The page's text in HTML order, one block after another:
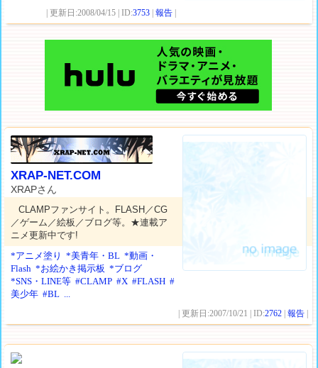
| 更新日:2008/04/15 | ID:3753 |報告
XRAP-NET.COM
XRAPさん
CLAMPファンサイト。FLASH／CG
／ゲーム／絵板／ブログ等。★連載ア
ニメ更新中です!
*アニメ塗り
*美青年・BL *動画・
Flash *お絵かき掲示板 *ブログ
*SNS・LINE等 #CLAMP #X #FLASH #
美少年 #BL ...
| 更新日:2007/10/21 | ID:2762 |報告